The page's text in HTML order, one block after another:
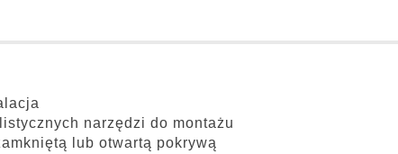
narzędzi do montażu
lub otwartą pokrywą